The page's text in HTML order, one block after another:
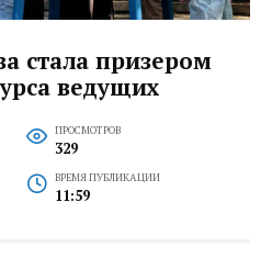
стала призером
ведущих
ПРОСМОТРОВ
329
ВРЕМЯ ПУБЛИКАЦИИ
11:59